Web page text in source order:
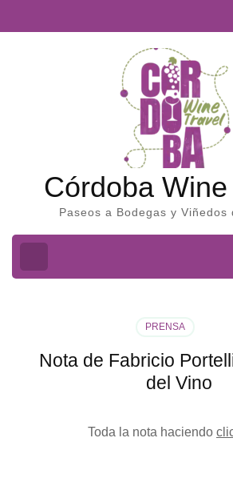
Córdoba
Paseos a Bodegas y Viñedos
PRENSA
Nota de Fabricio
del Vino
Toda la nota haciendo